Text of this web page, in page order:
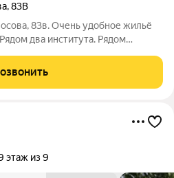
,83В
83в. Очень удобное жильё
два института. Рядом
лес, пляж. Областная детская
этаж из 9